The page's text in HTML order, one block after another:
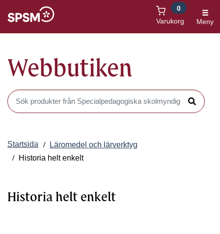
Varukorg
0
Meny
Webbutiken
Sök produkter i Webbutiken
Sök
Startsida
Läromedel och lärverktyg
Historia helt enkelt
Historia helt enkelt